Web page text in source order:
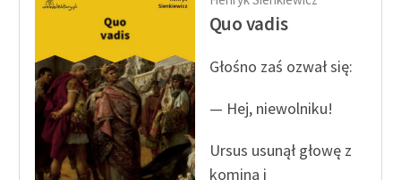
sprawozdania finansowe
Regulamin darowizn
Informacja o treściach
wrażliwych
Deklaracja dostępności
Quo vadis
Głośno zaś ozwał się:
— Hej, niewolniku!
Ursus usunął głowę z
komina i